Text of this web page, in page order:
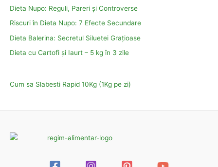
ă
Dieta Nupo: Reguli, Pareri și Controverse
Riscuri în Dieta Nupo: 7 Efecte Secundare
Dieta Balerina: Secretul Siluetei Grațioase
Dieta cu Cartofi și Iaurt – 5 kg în 3 zile
Cum sa Slabesti Rapid 10Kg (1Kg pe zi)